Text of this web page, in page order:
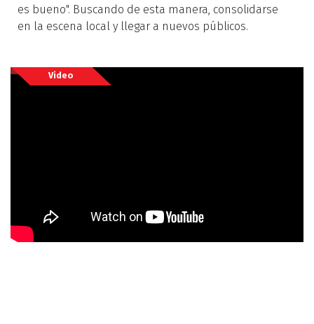
es bueno". Buscando de esta manera, consolidarse
en la escena local y llegar a nuevos públicos.
Video